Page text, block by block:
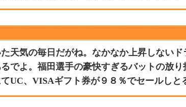
天気の毎日だがね。なかなか上昇しない
でよ。福田選手の豪快すぎるバットの放り
UC、VISAギフト券が９８％でセールしと